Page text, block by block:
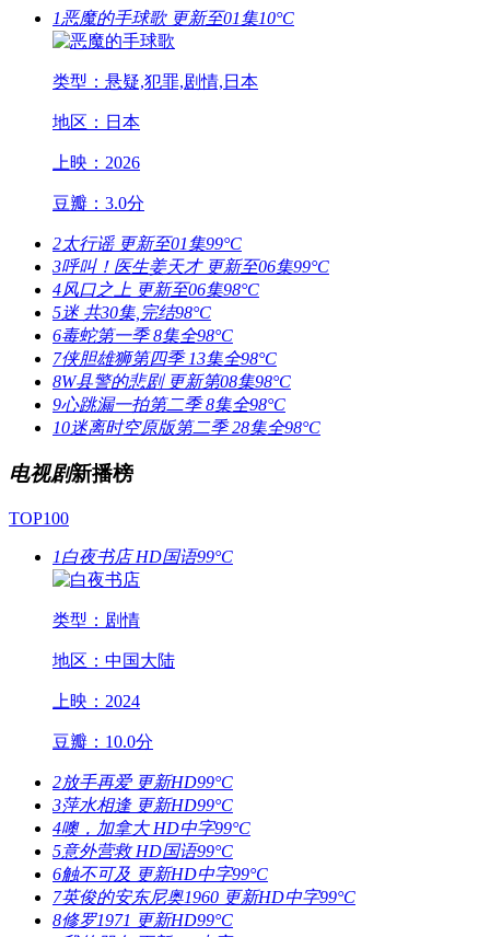
1恶魔的手球歌 更新至01集10°C
类型：悬疑,犯罪,剧情,日本
地区：日本
上映：2026
豆瓣：3.0分
2太行谣 更新至01集99°C
3呼叫！医生姜天才 更新至06集99°C
4风口之上 更新至06集98°C
5迷 共30集,完结98°C
6毒蛇第一季 8集全98°C
7侠胆雄狮第四季 13集全98°C
8W县警的悲剧 更新第08集98°C
9心跳漏一拍第二季 8集全98°C
10迷离时空原版第二季 28集全98°C
电视剧新播榜
TOP100
1白夜书店 HD国语99°C
类型：剧情
地区：中国大陆
上映：2024
豆瓣：10.0分
2放手再爱 更新HD99°C
3萍水相逢 更新HD99°C
4噢，加拿大 HD中字99°C
5意外营救 HD国语99°C
6触不可及 更新HD中字99°C
7英俊的安东尼奥1960 更新HD中字99°C
8修罗1971 更新HD99°C